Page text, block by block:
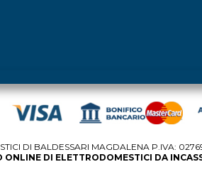
DI BALDESSARI MAGDALENA P.IVA:
ONLINE DI ELETTRODOMESTICI DA